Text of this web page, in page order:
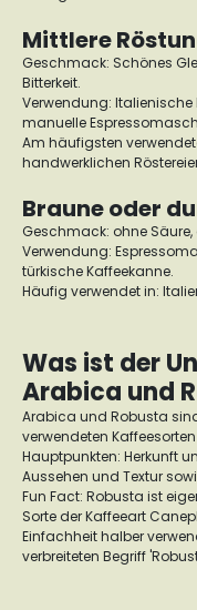
Mittlere
Geschmack: Schönes
Bitterkeit.
Verwendung:
manuelle
Am häufigsten
handwerklichen
Braune oder
Geschmack: ohne Säure,
Verwendung:
türkische Kaffeekanne.
Häufig verwendet in:
Was ist der
Arabica und
Arabica und Robusta
verwendeten
Hauptpunkten: Herkunft
Aussehen und Textur
Fun Fact: Robusta ist
Sorte der Kaffeeart
Einfachheit halber
verbreiteten Begriff